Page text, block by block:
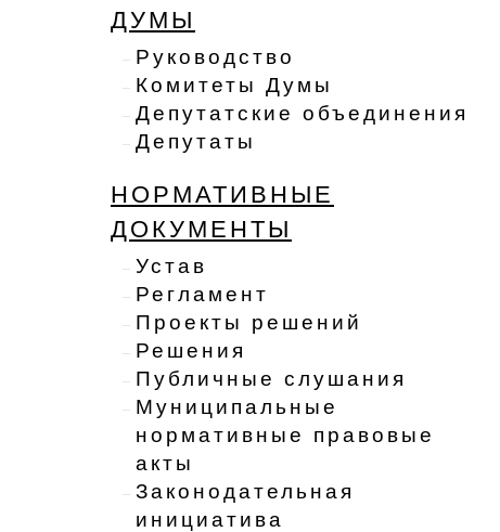
ДУМЫ
Руководство
Комитеты Думы
Депутатские объединения
Депутаты
НОРМАТИВНЫЕ
ДОКУМЕНТЫ
Устав
Регламент
Проекты решений
Решения
Публичные слушания
Муниципальные
нормативные правовые
акты
Законодательная
инициатива